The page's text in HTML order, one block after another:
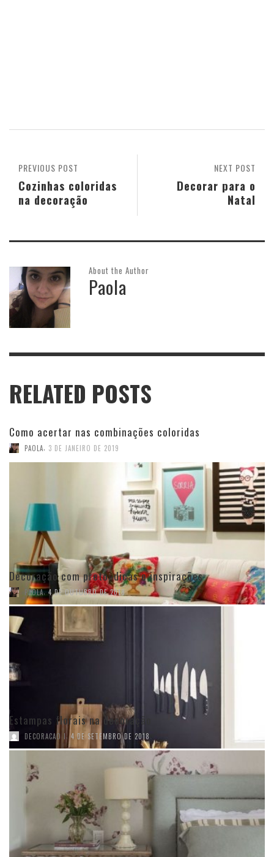
NEXT POST
Decorar para o
Natal
PREVIOUS POST
Cozinhas coloridas
na decoração
About the Author
Paola
RELATED POSTS
Como acertar nas combinações coloridas
PAOLA 3 DE JANEIRO DE 2019
Decoração com preto: dicas e inspirações
PAOLA, 4 DE OUTUBRO DE 2018
Estampas florais na decoração
DECORACAO I 4 DE SETEMBRO DE 2018